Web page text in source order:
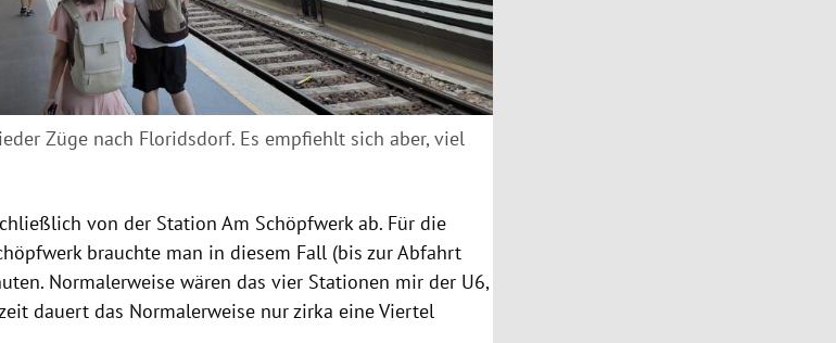
Züge nach Floridsdorf. Es empfiehlt sich aber, viel
von der Station Am Schöpfwerk ab. Für die
brauchte man in diesem Fall (bis zur Abfahrt
Normalerweise wären das vier Stationen mir der U6,
dauert das Normalerweise nur zirka eine Viertel